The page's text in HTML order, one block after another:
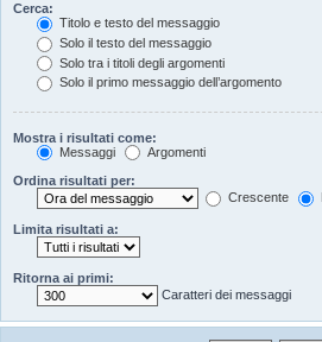
Cerca:
Titolo e testo del messaggio
Solo il testo del messaggio
Solo tra i titoli degli argomenti
Solo il primo messaggio dell’argomento
Mostra i risultati come:
Messaggi
Argomenti
Ordina risultati per:
Crescente
Limita risultati a:
Ritorna ai primi:
Caratteri dei messaggi